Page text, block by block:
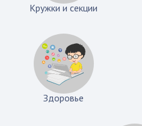
Кружки и секции
Здоровье